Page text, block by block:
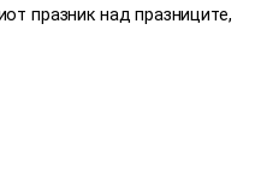
празник над празниците,